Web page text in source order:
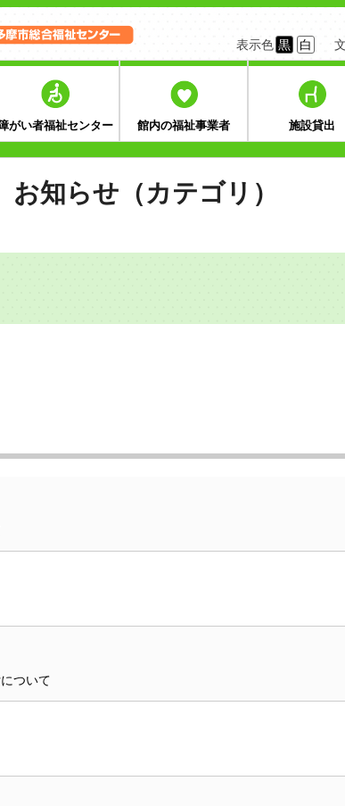
表示色 黒 白
障がい者福祉センター 館内の福祉事業者 施設貸出
お知らせ（カテゴリ）
ついて